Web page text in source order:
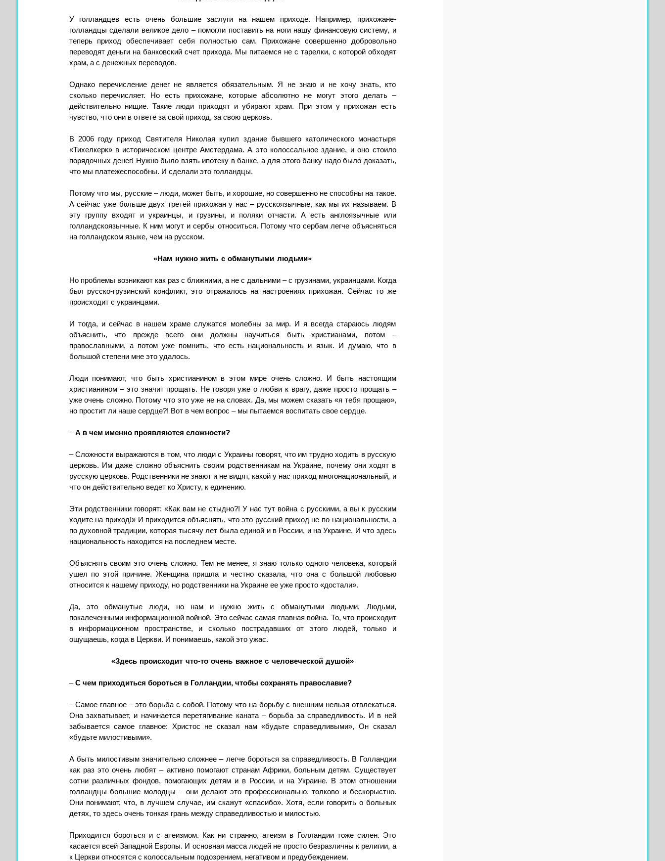
У голландцев есть очень большие заслуги на нашем приходе. Например, прихожане-
голландцы сделали великое дело – помогли поставить на ноги нашу финансовую систему, и
теперь приход обеспечивает себя полностью сам. Прихожане совершенно добровольно
переводят деньги на банковский счет прихода. Мы питаемся не с тарелки, с которой обходят
храм, а с денежных переводов.
Однако перечисление денег не является обязательным. Я не знаю и не хочу знать, кто
сколько перечисляет. Но есть прихожане, которые абсолютно не могут этого делать –
действительно нищие. Такие люди приходят и убирают храм. При этом у прихожан есть
чувство, что они в ответе за свой приход, за свою церковь.
В 2006 году приход Святителя Николая купил здание бывшего католического монастыря
«Тихелкерк» в историческом центре Амстердама. А это колоссальное здание, и оно стоило
порядочных денег! Нужно было взять ипотеку в банке, а для этого банку надо было доказать,
что мы платежеспособны. И сделали это голландцы.
Потому что мы, русские – люди, может быть, и хорошие, но совершенно не способны на такое.
А сейчас уже больше двух третей прихожан у нас – русскоязычные, как мы их называем. В
эту группу входят и украинцы, и грузины, и поляки отчасти. А есть англоязычные или
голландскоязычные. К ним могут и сербы относиться. Потому что сербам легче объясняться
на голландском языке, чем на русском.
«Нам нужно жить с обманутыми людьми»
Но проблемы возникают как раз с ближними, а не с дальними – с грузинами, украинцами. Когда
был русско-грузинский конфликт, это отражалось на настроениях прихожан. Сейчас то же
происходит с украинцами.
И тогда, и сейчас в нашем храме служатся молебны за мир. И я всегда стараюсь людям
объяснить, что прежде всего они должны научиться быть христианами, потом –
православными, а потом уже помнить, что есть национальность и язык. И думаю, что в
большой степени мне это удалось.
Люди понимают, что быть христианином в этом мире очень сложно. И быть настоящим
христианином – это значит прощать. Не говоря уже о любви к врагу, даже просто прощать –
уже очень сложно. Потому что это уже не на словах. Да, мы можем сказать «я тебя прощаю»,
но простит ли наше сердце?! Вот в чем вопрос – мы пытаемся воспитать свое сердце.
–А в чем именно проявляются сложности?
– Сложности выражаются в том, что люди с Украины говорят, что им трудно ходить в русскую
церковь. Им даже сложно объяснить своим родственникам на Украине, почему они ходят в
русскую церковь. Родственники не знают и не видят, какой у нас приход многонациональный, и
что он действительно ведет ко Христу, к единению.
Эти родственники говорят: «Как вам не стыдно?! У нас тут война с русскими, а вы к русским
ходите на приход!» И приходится объяснять, что это русский приход не по национальности, а
по духовной традиции, которая тысячу лет была единой и в России, и на Украине. И что здесь
национальность находится на последнем месте.
Объяснять своим это очень сложно. Тем не менее, я знаю только одного человека, который
ушел по этой причине. Женщина пришла и честно сказала, что она с большой любовью
относится к нашему приходу, но родственники на Украине ее уже просто «достали».
Да, это обманутые люди, но нам и нужно жить с обманутыми людьми. Людьми,
покалеченными информационной войной. Это сейчас самая главная война. То, что происходит
в информационном пространстве, и сколько пострадавших от этого людей, только и
ощущаешь, когда в Церкви. И понимаешь, какой это ужас.
«Здесь происходит что-то очень важное с человеческой душой»
–С чем приходиться бороться в Голландии, чтобы сохранять православие?
– Самое главное – это борьба с собой. Потому что на борьбу с внешним нельзя отвлекаться.
Она захватывает, и начинается перетягивание каната – борьба за справедливость. И в ней
забывается самое главное: Христос не сказал нам «будьте справедливыми», Он сказал
«будьте милостивыми».
А быть милостивым значительно сложнее – легче бороться за справедливость. В Голландии
как раз это очень любят – активно помогают странам Африки, больным детям. Существует
сотни различных фондов, помогающих детям и в России, и на Украине. В этом отношении
голландцы большие молодцы – они делают это профессионально, толково и бескорыстно.
Они понимают, что, в лучшем случае, им скажут «спасибо». Хотя, если говорить о больных
детях, то здесь очень тонкая грань между справедливостью и милостью.
Приходится бороться и с атеизмом. Как ни странно, атеизм в Голландии тоже силен. Это
касается всей Западной Европы. И основная масса людей не просто безразличны к религии, а
к Церкви относятся с колоссальным подозрением, негативом и предубеждением.